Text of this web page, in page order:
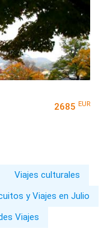
2685 EUR
Viajes culturales
y Viajes en Julio
Viajes